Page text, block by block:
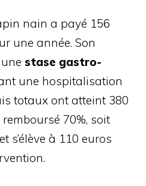
nain a payé 156
une année. Son
stase gastro-
une hospitalisation
totaux ont atteint 380
remboursé 70%, soit
s’élève à 110 euros